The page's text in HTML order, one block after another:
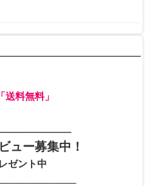
料無料」
ュー募集中！
ゼント中